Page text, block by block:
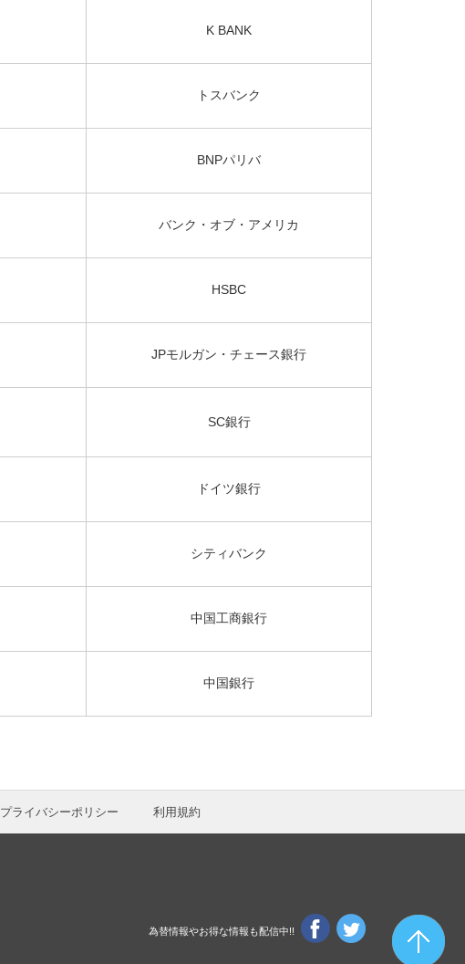
K BANK
トスバンク
BNPパリバ
バンク・オブ・アメリカ
HSBC
JPモルガン・チェース銀行
SC銀行
ドイツ銀行
シティバンク
中国工商銀行
中国銀行
プライバシーポリシー 利用規約
為替情報やお得な情報も配信中!!